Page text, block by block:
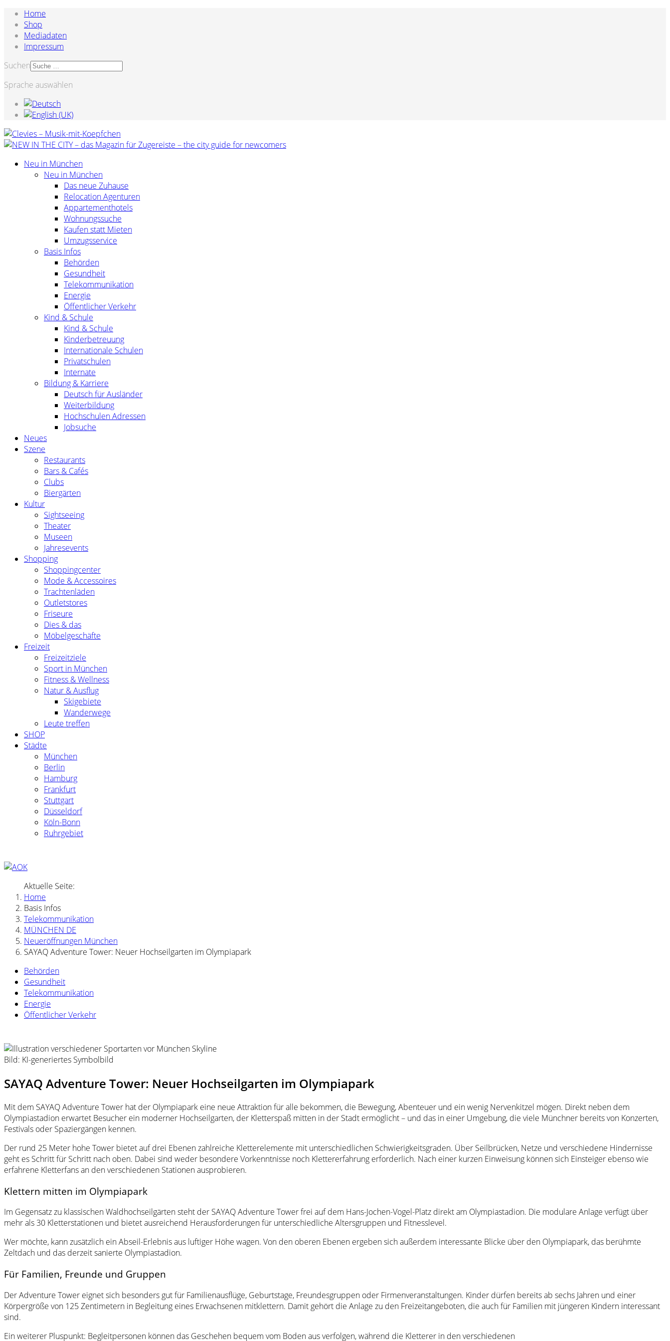
Home
Shop
Mediadaten
Impressum
Suchen
Sprache auswählen
Neu in München
Neu in München
Das neue Zuhause
Relocation Agenturen
Appartementhotels
Wohnungssuche
Kaufen statt Mieten
Umzugsservice
Basis Infos
Behörden
Gesundheit
Telekommunikation
Energie
Öffentlicher Verkehr
Kind & Schule
Kind & Schule
Kinderbetreuung
Internationale Schulen
Privatschulen
Internate
Bildung & Karriere
Deutsch für Ausländer
Weiterbildung
Hochschulen Adressen
Jobsuche
Neues
Szene
Restaurants
Bars & Cafés
Clubs
Biergärten
Kultur
Sightseeing
Theater
Museen
Jahresevents
Shopping
Shoppingcenter
Mode & Accessoires
Trachtenläden
Outletstores
Friseure
Dies & das
Möbelgeschäfte
Freizeit
Freizeitziele
Sport in München
Fitness & Wellness
Natur & Ausflug
Skigebiete
Wanderwege
Leute treffen
SHOP
Städte
München
Berlin
Hamburg
Frankfurt
Stuttgart
Düsseldorf
Köln-Bonn
Ruhrgebiet
Aktuelle Seite:
Home
Basis Infos
Telekommunikation
MÜNCHEN DE
Neueröffnungen München
SAYAQ Adventure Tower: Neuer Hochseilgarten im Olympiapark
Behörden
Gesundheit
Telekommunikation
Energie
Öffentlicher Verkehr
Bild: KI-generiertes Symbolbild
SAYAQ Adventure Tower: Neuer Hochseilgarten im Olympiapark
Mit dem SAYAQ Adventure Tower hat der Olympiapark eine neue Attraktion für alle bekommen, die Bewegung, Abenteuer und ein wenig Nervenkitzel mögen. Direkt neben dem
Olympiastadion erwartet Besucher ein moderner Hochseilgarten, der Kletterspaß mitten in der Stadt ermöglicht – und das in einer Umgebung, die viele Münchner bereits von Konzerten,
Festivals oder Spaziergängen kennen.
Der rund 25 Meter hohe Tower bietet auf drei Ebenen zahlreiche Kletterelemente mit unterschiedlichen Schwierigkeitsgraden. Über Seilbrücken, Netze und verschiedene Hindernisse
geht es Schritt für Schritt nach oben. Dabei sind weder besondere Vorkenntnisse noch Klettererfahrung erforderlich. Nach einer kurzen Einweisung können sich Einsteiger ebenso wie
erfahrene Kletterfans an den verschiedenen Stationen ausprobieren.
Klettern mitten im Olympiapark
Im Gegensatz zu klassischen Waldhochseilgärten steht der SAYAQ Adventure Tower frei auf dem Hans-Jochen-Vogel-Platz direkt am Olympiastadion. Die modulare Anlage verfügt über
mehr als 30 Kletterstationen und bietet ausreichend Herausforderungen für unterschiedliche Altersgruppen und Fitnesslevel.
Wer möchte, kann zusätzlich ein Abseil-Erlebnis aus luftiger Höhe wagen. Von den oberen Ebenen ergeben sich außerdem interessante Blicke über den Olympiapark, das berühmte
Zeltdach und das derzeit sanierte Olympiastadion.
Für Familien, Freunde und Gruppen
Der Adventure Tower eignet sich besonders gut für Familienausflüge, Geburtstage, Freundesgruppen oder Firmenveranstaltungen. Kinder dürfen bereits ab sechs Jahren und einer
Körpergröße von 125 Zentimetern in Begleitung eines Erwachsenen mitklettern. Damit gehört die Anlage zu den Freizeitangeboten, die auch für Familien mit jüngeren Kindern interessant
sind.
Ein weiterer Pluspunkt: Begleitpersonen können das Geschehen bequem vom Boden aus verfolgen, während die Kletterer in den verschiedenen